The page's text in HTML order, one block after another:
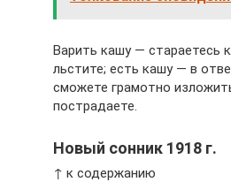
Варить кашу — стараетесь
льстите; есть кашу — в
сможете грамотно
пострадаете.
Новый сонник 1918 г.
↑ к содержанию